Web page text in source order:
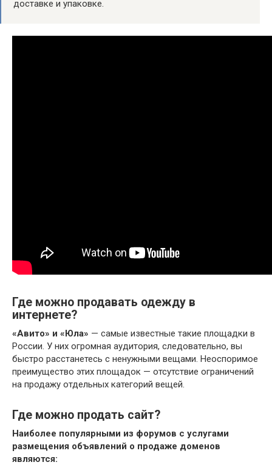
доставке и упаковке.
Где можно продавать одежду в
интернете?
«Авито» и «Юла» — самые известные такие площадки в
России. У них огромная аудитория, следовательно, вы
быстро расстанетесь с ненужными вещами. Неоспоримое
преимущество этих площадок — отсутствие ограничений
на продажу отдельных категорий вещей.
Где можно продать сайт?
Наиболее популярными из форумов с услугами
размещения объявлений о продаже доменов
являются: